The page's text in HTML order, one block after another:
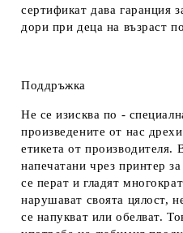
сертификат дава гаранция
дори при деца на възраст
Поддръжка
Не се изисква по -
произведените от нас
етикета от производителя.
напечатани чрез принтер
се перат и гладят
нарушават своята цялост,
се напукват или обелват.